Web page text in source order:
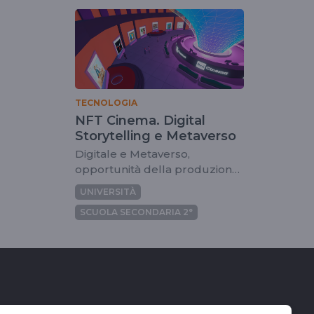
TECNOLOGIA
NFT Cinema. Digital
Storytelling e Metaverso
Digitale e Metaverso,
opportunità della produzione
cinematografica
UNIVERSITÀ
SCUOLA SECONDARIA 2°